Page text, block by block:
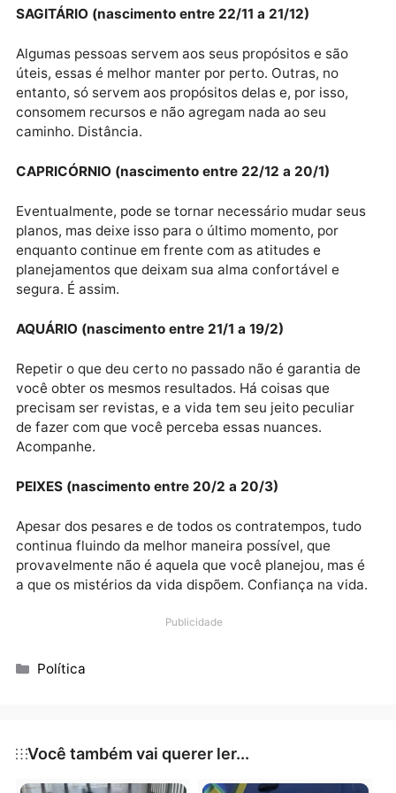
você arcar com o ônus de ver sua alma envolvida em
no passado.
ESCORPIÃO (nascimento entre 23/10 a 21/11)
que as pessoas superam o encantamento mútuo, e
personalidades, e o que, verdadeiramente, elas
com isso.
SAGITÁRIO (nascimento entre 22/11 a 21/12)
Algumas pessoas servem aos seus propósitos e são
entanto, só servem aos propósitos delas e, por isso,
consomem recursos e não agregam nada ao seu
caminho. Distância.
CAPRICÓRNIO (nascimento entre 22/12 a 20/1)
Eventualmente, pode se tornar necessário mudar
planos, mas deixe isso para o último momento, por
enquanto continue em frente com as atitudes e
planejamentos que deixam sua alma confortável e
segura. É assim.
AQUÁRIO (nascimento entre 21/1 a 19/2)
Repetir o que deu certo no passado não é garantia
Acompanhe.